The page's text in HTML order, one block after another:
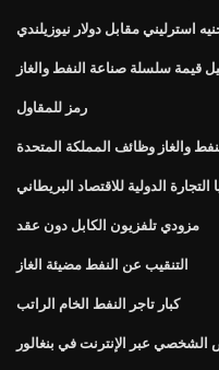
استرليني مقابل دولار نيوزيلندي
قيمة سلسلة صناعة النفط والغاز
رمز للمقاول
والغاز وظائف المملكة المتحدة
التجارة الدولية للاقتصاد البريطاني
مزودي تلفزيون الكابل دون عقد
التنقيب عن النفط مضيئة الغاز
كبار تاجر النفط الخام الراتب
عبر الإنترنت في بنغالور